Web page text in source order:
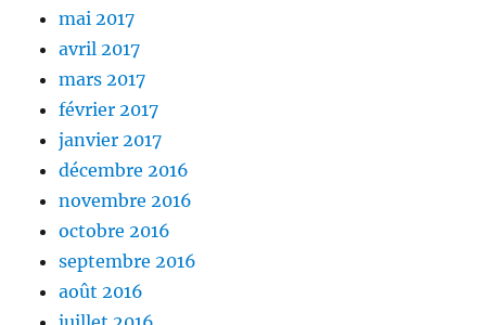
mai 2017
avril 2017
mars 2017
février 2017
janvier 2017
décembre 2016
novembre 2016
octobre 2016
septembre 2016
août 2016